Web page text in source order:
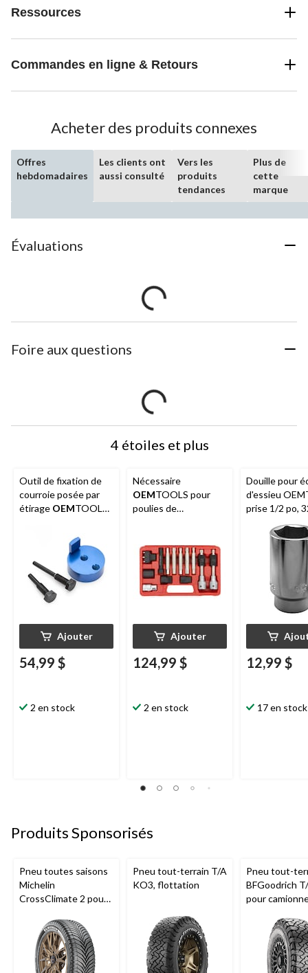
Ressources
Commandes en ligne & Retours
Acheter des produits connexes
Offres
hebdomadaires
Les clients ont
aussi consulté
Vers les
produits
tendances
Plus de
cette
marque
Évaluations
Foire aux questions
4 étoiles et plus
Outil de fixation de
courroie posée par
étirage OEMTOOLS,
Ajouter
54,99 $
2 en stock
Nécessaire
OEMTOOLS pour
poulies de
Ajouter
124,99 $
2 en stock
Douille pour
d'essieu
prise 1/2 po,
12,99 $
17 en stock
Produits Sponsorisés
Pneu toutes saisons
Michelin
CrossClimate 2 pour
et multisegments
Pneu tout-terrain T/A
KO3, flottation
Pneu tout-
BFGoodrich
pour